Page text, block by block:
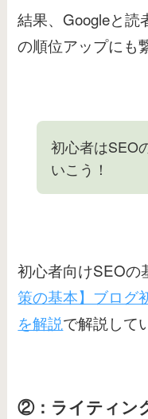
結果、Googleと読
の順位アップにも
初心者はSEO
いこう！
初心者向けSEOの
策の基本】ブログ
を解説で解説して
②：ライティン